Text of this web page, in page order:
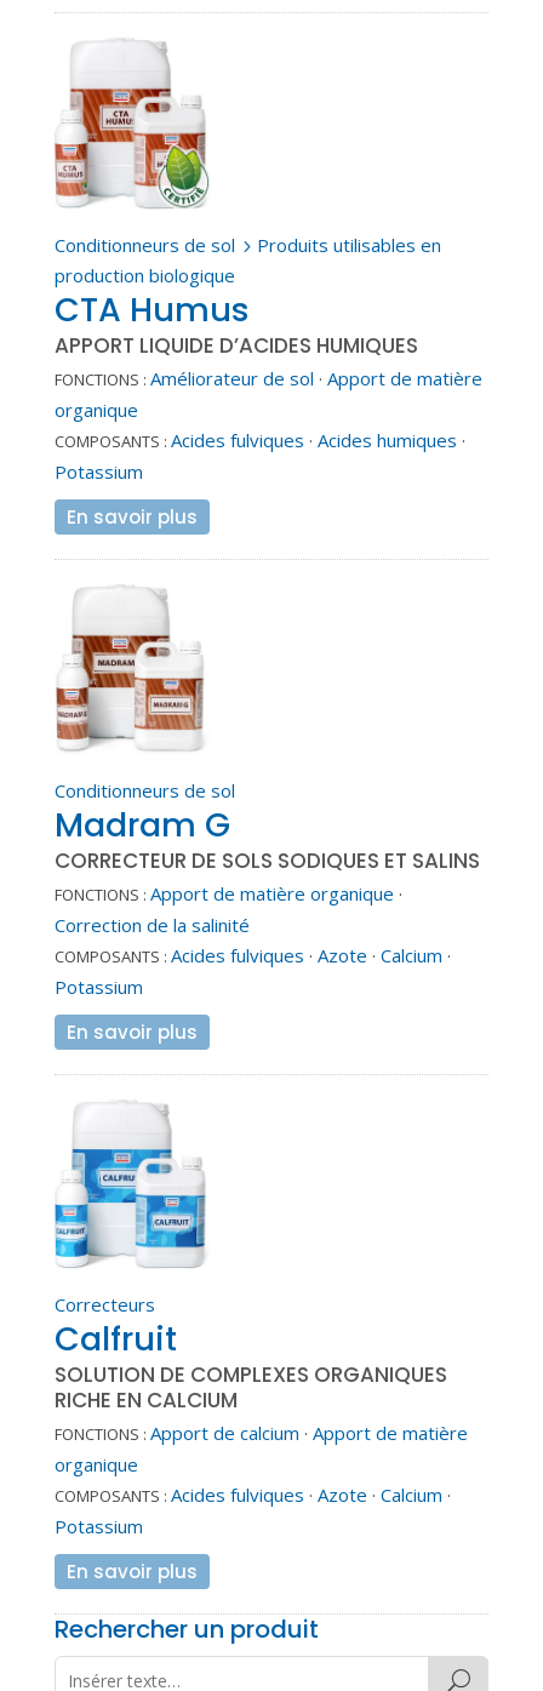
Conditionneurs de sol 5 Produits utilisables en
production biologique
CTA Humus
APPORT LIQUIDE D’ACIDES HUMIQUES
FONCTIONS : Améliorateur de sol · Apport de matière
organique
COMPOSANTS : Acides fulviques · Acides humiques ·
Potassium
En savoir plus
Conditionneurs de sol
Madram G
CORRECTEUR DE SOLS SODIQUES ET SALINS
FONCTIONS : Apport de matière organique ·
Correction de la salinité
COMPOSANTS : Acides fulviques · Azote · Calcium ·
Potassium
En savoir plus
Correcteurs
Calfruit
SOLUTION DE COMPLEXES ORGANIQUES
RICHE EN CALCIUM
FONCTIONS : Apport de calcium · Apport de matière
organique
COMPOSANTS : Acides fulviques · Azote · Calcium ·
Potassium
En savoir plus
Rechercher un produit